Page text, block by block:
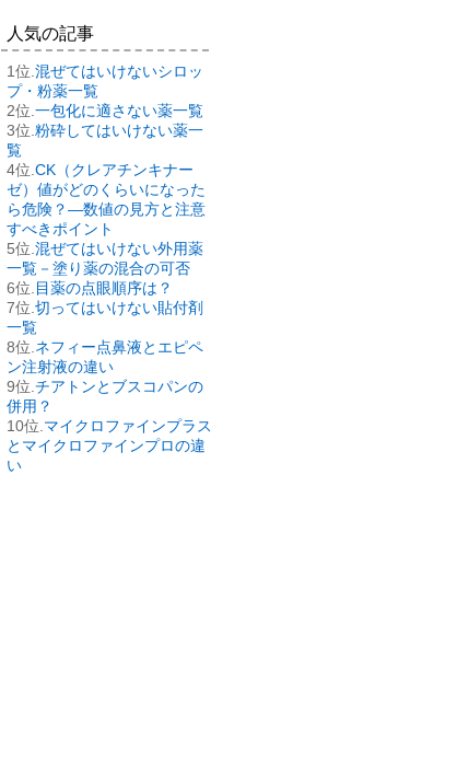
人気の記事
混ぜてはいけないシロッ
プ・粉薬一覧
一包化に適さない薬一覧
粉砕してはいけない薬一
覧
CK（クレアチンキナー
ゼ）値がどのくらいになった
ら危険？―数値の見方と注意
すべきポイント
混ぜてはいけない外用薬
一覧－塗り薬の混合の可否
目薬の点眼順序は？
切ってはいけない貼付剤
一覧
ネフィー点鼻液とエピペ
ン注射液の違い
チアトンとブスコパンの
併用？
マイクロファインプラス
とマイクロファインプロの違
い